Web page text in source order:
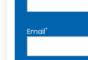
Email*